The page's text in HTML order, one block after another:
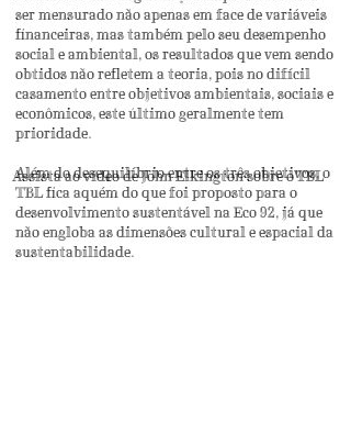
ser mensurado não apenas em face de variáveis
financeiras, mas também pelo seu desempenho
social e ambiental, os resultados que vem sendo
obtidos não refletem a teoria, pois no difícil
casamento entre objetivos ambientais, sociais e
econômicos, este último geralmente tem
prioridade.
Além do desequilíbrio entre os três objetivos, o
TBL fica aquém do que foi proposto para o
desenvolvimento sustentável na Eco 92, já que
não engloba as dimensões cultural e espacial da
sustentabilidade.
Assista ao vídeo de John Elkington sobre o TBL